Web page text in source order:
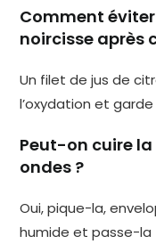
Comment
noircisse après
Un filet de jus de
l’oxydation et
Peut-on cuire
ondes ?
Oui, pique-la,
humide et passe-la